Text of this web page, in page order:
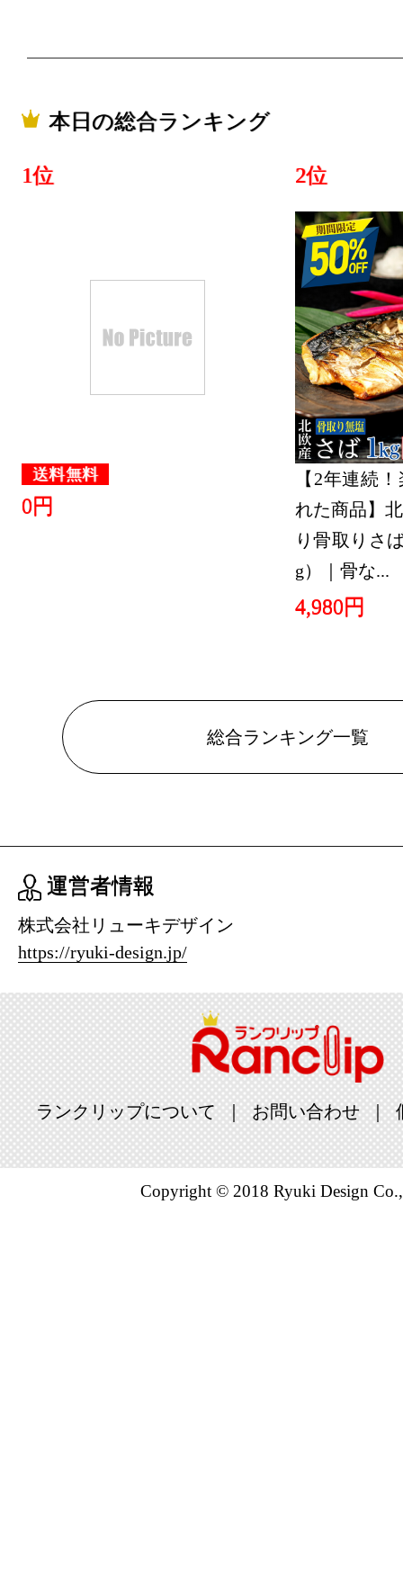
本・雑誌
グ：4位
2025/03/28
本・雑誌
グ：21位
2025/02/23
本・雑誌
グ：22位
本日の総合ランキング
1位
送料無料
0円
2位
【2年連続
れた商品】
り骨取りさ
g）｜骨な...
4,980円
総合ランキング一覧
運営者情報
株式会社リューキデザイン
https://ryuki-design.jp/
ランクリップについて お問い合わせ
Copyright © 2018 Ryuki Design